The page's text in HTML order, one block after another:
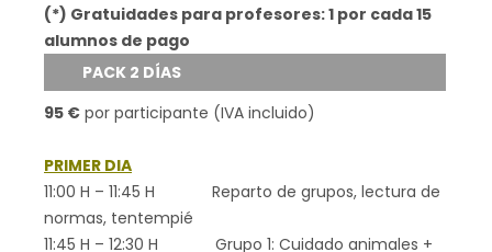
(*) Gratuidades para profesores: 1 por cada 15
alumnos de pago
PACK 2 DÍAS
95 € por participante (IVA incluido)
PRIMER DIA
11:00 H – 11:45 H Reparto de grupos, lectura de
normas, tentempié
11:45 H – 12:30 H Grupo 1: Cuidado animales +